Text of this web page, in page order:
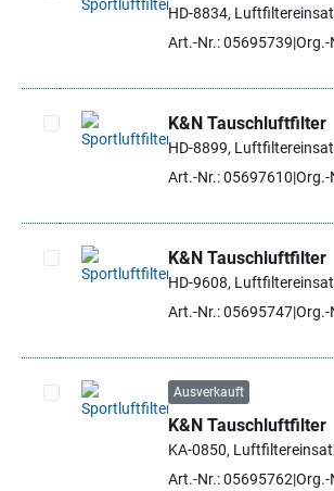
Artikel auswählen
HD-8834,
Art.-Nr.: 05695739 Org.-
Artikel auswählen
K&N Tauschluftfilter
HD-8899,
Art.-Nr.: 05697610 Org.-
Artikel auswählen
K&N Tauschluftfilter
HD-9608,
Art.-Nr.: 05695747Org.-
Artikel auswählen
Ausverkauft
K&N Tauschluftfilter
KA-0850,
Art.-Nr.: 05695762 Org.-